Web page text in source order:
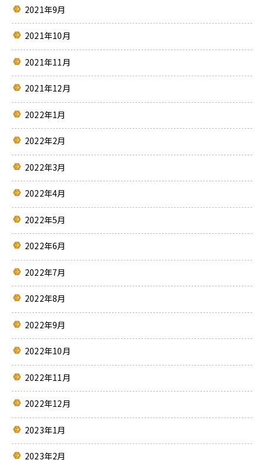
2021年9月
2021年10月
2021年11月
2021年12月
2022年1月
2022年2月
2022年3月
2022年4月
2022年5月
2022年6月
2022年7月
2022年8月
2022年9月
2022年10月
2022年11月
2022年12月
2023年1月
2023年2月